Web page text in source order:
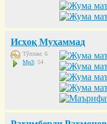
Исҳоқ Муҳаммад
Тўплам: 6
Mp3: 54